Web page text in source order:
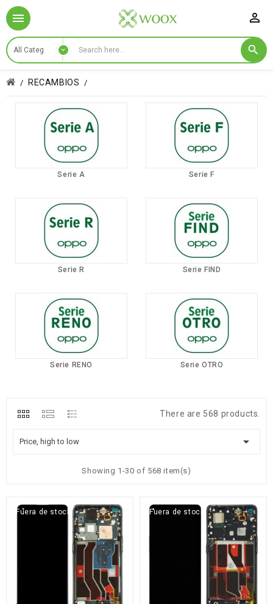

RECAMBIOS
Serie A Serie F
Serie R Serie FIND
Serie RENO Serie OTRO
There are 568 products.
Price, high to low 
Showing 1-30 of 568 item(s)
Fuera de stock Fuera de stock